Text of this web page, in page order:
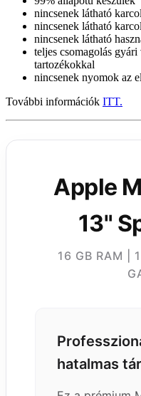
nincsenek látható
nincsenek látható
nincsenek látható
teljes csomagolás
tartozékokkal
nincsenek nyomok az
További információk ITT.
Apple
13"
16 GB RAM |
hatalmas